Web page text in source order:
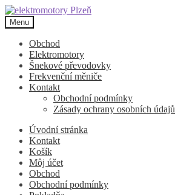
Přeskočit
na
navigaci
Přejít
k
obsahu
webu
Menu
Obchod
Elektromotory
Šnekové převodovky
Frekvenční měniče
Kontakt
Obchodní podmínky
Zásady ochrany osobních údajů
Úvodní stránka
Kontakt
Košík
Môj účet
Obchod
Obchodní podmínky